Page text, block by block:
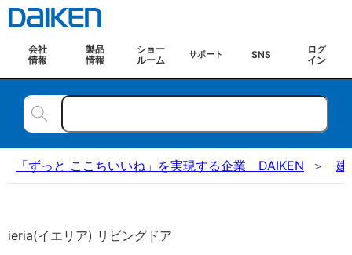
会社
情報
製品
情報
ショー
ルーム
サポート SNS
ログ
イン
「ずっと ここちいいね」を実現する企業 DAIKEN 建
ieria(イエリア) リビングドア